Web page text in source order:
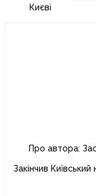
Києві
Про автора:
Закінчив